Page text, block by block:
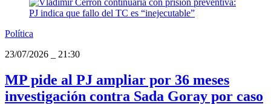
Política
23/07/2026
21:30
MP pide al PJ ampliar por 36 meses
investigación contra Sada Goray por caso